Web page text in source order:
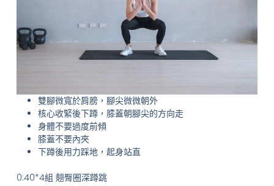
雙腳微寬於肩膀，腳尖微微朝外
核心收緊後下蹲，膝蓋朝腳尖的方向走
身體不要過度前傾
膝蓋不要內夾
下蹲後用力踩地，起身站直
0:40*4組 翹臀圈深蹲跳